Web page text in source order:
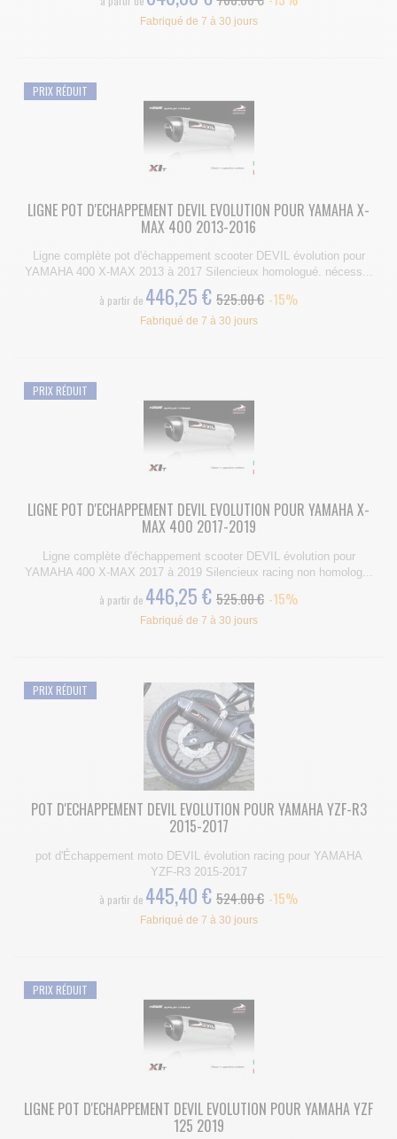
Fabriqué de 7 à 30 jours
PRIX RÉDUIT
LIGNE POT D'ECHAPPEMENT DEVIL EVOLUTION POUR YAMAHA X-
MAX 400 2013-2016
Ligne complète pot d'échappement scooter DEVIL évolution pour
YAMAHA 400 X-MAX 2013 à 2017 Silencieux homologué. nécess...
à partir de 446,25 € 525.00 € -15%
Fabriqué de 7 à 30 jours
PRIX RÉDUIT
LIGNE POT D'ECHAPPEMENT DEVIL EVOLUTION POUR YAMAHA X-
MAX 400 2017-2019
Ligne complète d'échappement scooter DEVIL évolution pour
YAMAHA 400 X-MAX 2017 à 2019 Silencieux racing non homolog...
à partir de 446,25 € 525.00 € -15%
Fabriqué de 7 à 30 jours
PRIX RÉDUIT
POT D'ECHAPPEMENT DEVIL EVOLUTION POUR YAMAHA YZF-R3
2015-2017
pot d'Échappement moto DEVIL évolution racing pour YAMAHA
YZF-R3 2015-2017
à partir de 445,40 € 524.00 € -15%
Fabriqué de 7 à 30 jours
PRIX RÉDUIT
LIGNE POT D'ECHAPPEMENT DEVIL EVOLUTION POUR YAMAHA YZF
125 2019